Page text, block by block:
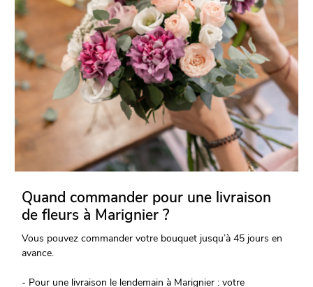
Quand commander pour une livraison
de fleurs à Marignier ?
Vous pouvez commander votre bouquet jusqu’à 45 jours en
avance.
- Pour une livraison le lendemain à Marignier : votre